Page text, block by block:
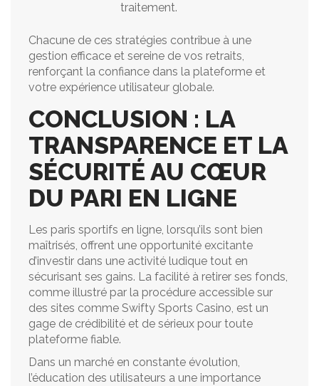
traitement.
Chacune de ces stratégies contribue à une
gestion efficace et sereine de vos retraits,
renforçant la confiance dans la plateforme et
votre expérience utilisateur globale.
CONCLUSION : LA
TRANSPARENCE ET LA
SÉCURITÉ AU CŒUR
DU PARI EN LIGNE
Les paris sportifs en ligne, lorsqu’ils sont bien
maîtrisés, offrent une opportunité excitante
d’investir dans une activité ludique tout en
sécurisant ses gains. La facilité à retirer ses fonds,
comme illustré par la procédure accessible sur
des sites comme Swifty Sports Casino, est un
gage de crédibilité et de sérieux pour toute
plateforme fiable.
Dans un marché en constante évolution,
l’éducation des utilisateurs a une importance